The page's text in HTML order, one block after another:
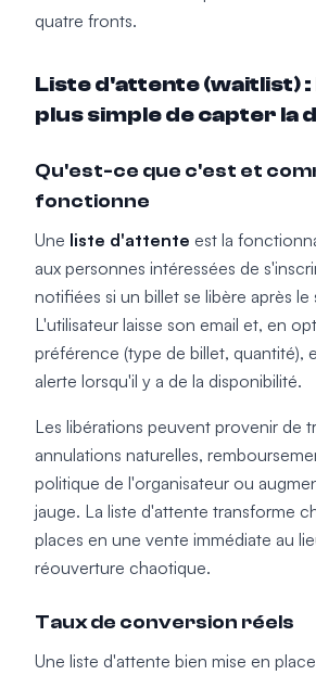
quatre fronts.
Liste d'attente (waitlist) :
plus simple de capter la
Qu'est-ce que c'est et
fonctionne
Une liste d'attente est la
aux personnes intéressées de
notifiées si un billet se libère après
L'utilisateur laisse son email et, en
préférence (type de billet, quantité),
alerte lorsqu'il y a de la disponibilité.
Les libérations peuvent provenir de
annulations naturelles,
politique de l'organisateur ou
jauge. La liste d'attente transforme
places en une vente immédiate au
réouverture chaotique.
Taux de conversion réels
Une liste d'attente bien mise en